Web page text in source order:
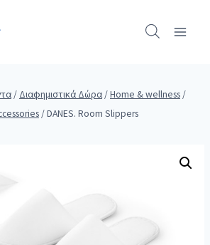
/ Διαφημιστικά Δώρα /Home & wellness /
/DANES. Room Slippers